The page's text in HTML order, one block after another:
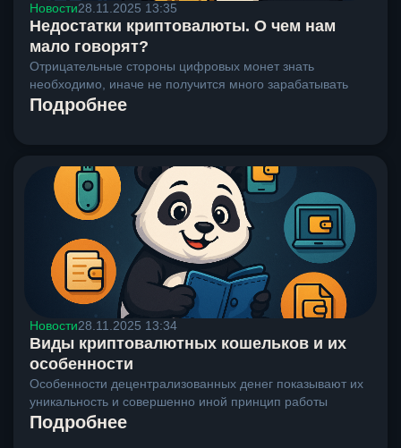
Новости28.11.2025 13:35
Недостатки криптовалюты. О чем нам
мало говорят?
Отрицательные стороны цифровых монет знать
необходимо, иначе не получится много зарабатывать
Подробнее
Новости28.11.2025 13:34
Виды криптовалютных кошельков и их
особенности
Особенности децентрализованных денег показывают их
уникальность и совершенно иной принцип работы
Подробнее